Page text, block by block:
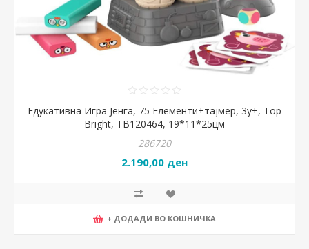
Едукативна Игра Јенга, 75 Елементи+тајмер, 3y+, Top
Bright, TB120464, 19*11*25цм
286720
2.190,00 ден
+ ДОДАДИ ВО КОШНИЧКА